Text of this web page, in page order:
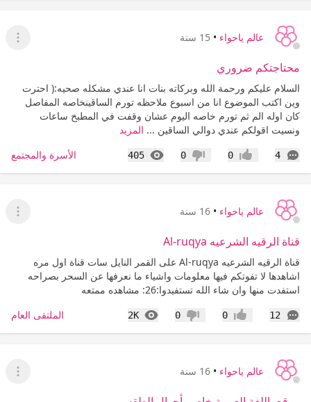
عالم ياحواء • 15 سنة
عرض
محتاجتكم ضروري
السلام عليكم ورحمة الله وبركاته بنات انا عندي مشكله صحيه:( احترت
وين اكتب الموضوع انا من اسبوع ملاحظه تورم الساقينخاصه المفاصل
كان اوله الم ثم تورم خاصه اليوم عشان وقفت في المطبخ ساعات
ونسيت اقولكم عندي دوالي الساقين ... المزيد
4
التعليقات إعجاب0 عدم إعجاب
0
405
المشاهدات الأسرة والمجتمع
عالم ياحواء • 16 سنة
عرض
قناة الرقيه الشرعيه Al-ruqya
قناة الرقيه الشرعيه Al-ruqya على القمر النايل سات قناة اول مره
اشاهدها لا تفوتكم فيها معلومات واشياء ما نعرفها عن السحر بصراحه
استفدت منها وان شاء الله تستفيدوا:26: مشاهده ممتعه
12
التعليقات إعجاب0 عدم إعجاب
0
2K
المشاهدات الملتقى العام
عالم ياحواء • 16 سنة
عرض